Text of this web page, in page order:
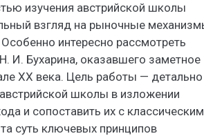
изучения австрийской школы
взгляд на рыночные
интересно рассмотреть
И. Бухарина, оказавшего заметное
XX века. Цель работы — детально
школы в изложении
и сопоставить их с
суть ключевых принципов